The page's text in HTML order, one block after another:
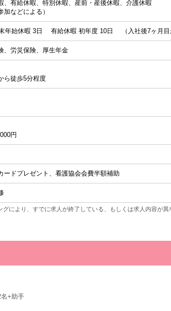
、有給休暇、特別休暇、産前・産後休暇、介護休暇
などによる）
年始休暇 3日 有給休暇 初年度 10日 （入社後7ヶ月目
、労災保険、厚生年金
ら徒歩5分程度
円
ードプレゼント、看護協会会費半額補助
により、すでに求人が終了している、もしくは求人内容が
+助手